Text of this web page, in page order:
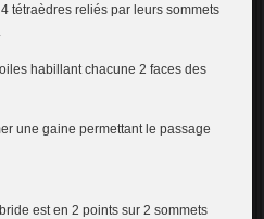
tétraèdres reliés par leurs sommets
habillant chacune 2 faces des
une gaine permettant le passage
est en 2 points sur 2 sommets